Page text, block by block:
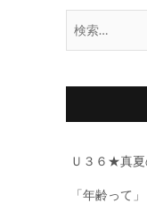
Ｕ３６★真夏
「年齢って」